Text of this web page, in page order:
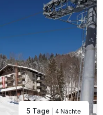
- 56 h/Woche*
nur Sommer
nur Sommer
5 Tage | 4 Nächte